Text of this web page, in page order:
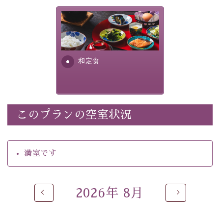
30項目以上からなる独自の衛生・消毒プログラムの基、
徹底した衛生管理を行っております。
-------------------------------------------------
・宿泊料金5%OFF
・諏訪大社4社を巡る無料参拝バス（事前予約制）
・館内着をご用意
・就寝用パジャマをご用意
・館内フリーWi-Fi
・駐車場完備
・チェックイン15時、チェックアウト10時
【お食事】
和定食
さっぱりとした和食膳に使わ
れる食材は、諏訪の名産品を
ふんだんに取り入れ、安心・
安全を心掛けた長野県産...
このプランの空室状況
満室です
2026年 8月